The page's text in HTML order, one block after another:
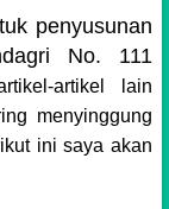
penyusunan
No. 111
artikel lain
menyinggung
ini saya akan